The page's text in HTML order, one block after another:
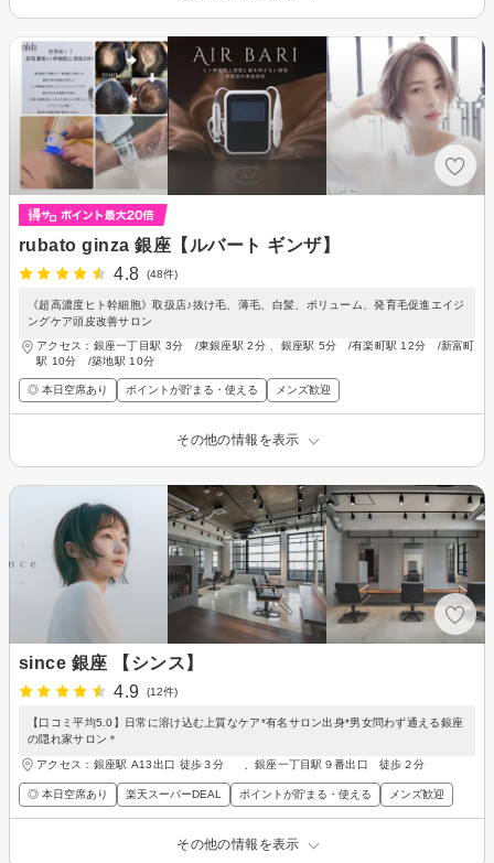
rubato ginza 銀座【ルバート ギンザ】
4.8
(48件)
《超高濃度ヒト幹細胞》取扱店♪抜け毛、薄毛、白髪、ボリューム、発育毛促進エイジ
ングケア頭皮改善サロン
アクセス：銀座一丁目駅 3分 /東銀座駅 2分 、銀座駅 5分 /有楽町駅 12分 /新富町
駅 10分 /築地駅 10分
◎ 本日空席あり ポイントが貯まる・使える メンズ歓迎
その他の情報を表示
since 銀座 【シンス】
4.9
(12件)
【口コミ平均5.0】日常に溶け込む上質なケア*有名サロン出身*男女問わず通える銀座
の隠れ家サロン＊
アクセス：銀座駅 A13出口 徒歩３分 、銀座一丁目駅９番出口 徒歩２分
◎ 本日空席あり 楽天スーパーDEAL ポイントが貯まる・使える メンズ歓迎
その他の情報を表示